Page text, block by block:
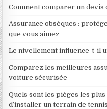
Comment comparer un
Assurance obsèques :
que vous aimez
Le nivellement influence-t-il
Comparez les meilleures
voiture sécurisée
Quels sont les pièges les
d’installer un terrain de